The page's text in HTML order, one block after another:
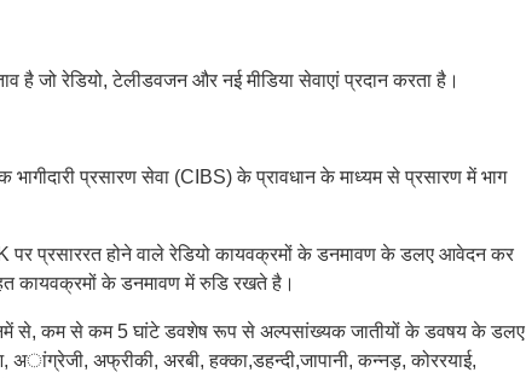
है जो रेडियो, टेलीडवजन और नई मीडिया सेवाएां प्रदान करता है।
प्रसारण सेवा (CIBS) के प्रावधान के माध्यम से प्रसारण में भाग
प्रसाररत होने वाले रेडियो कायवक्रमों के डनमावण के डलए आवेदन कर
कायवक्रमों के डनमावण में रुडि रखते है।
से, कम से कम 5 घांटे डवशेष रूप से अल्पसांख्यक जातीयों के डवषय के डलए
अफ्रीकी, अरबी, हक्का,डहन्दी,जापानी, कन्नड़, कोररयाई,